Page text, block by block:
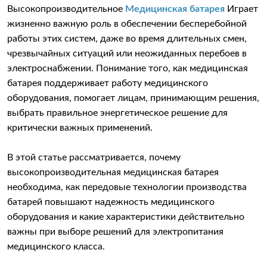
Высокопроизводительное Медицинская батарея Играет
жизненно важную роль в обеспечении бесперебойной
работы этих систем, даже во время длительных смен,
чрезвычайных ситуаций или неожиданных перебоев в
электроснабжении. Понимание того, как медицинская
батарея поддерживает работу медицинского
оборудования, помогает лицам, принимающим решения,
выбрать правильное энергетическое решение для
критически важных применений.
В этой статье рассматривается, почему
высокопроизводительная медицинская батарея
необходима, как передовые технологии производства
батарей повышают надежность медицинского
оборудования и какие характеристики действительно
важны при выборе решений для электропитания
медицинского класса.